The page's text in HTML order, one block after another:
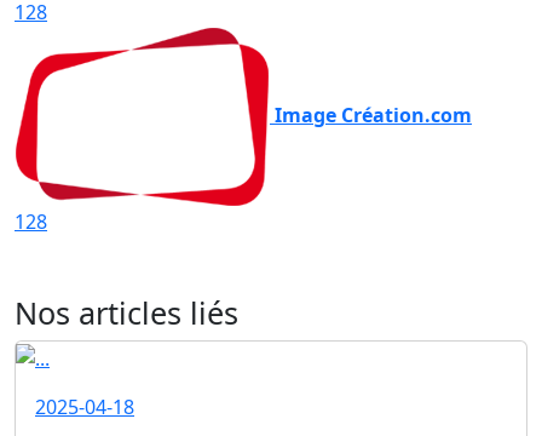
128
Image Création.com
128
Nos articles liés
2025-04-18